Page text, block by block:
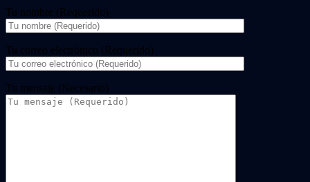
Tu nombre (Requerido)
Tu correo electrónico (Requerido)
Tu mensaje (Necesario)